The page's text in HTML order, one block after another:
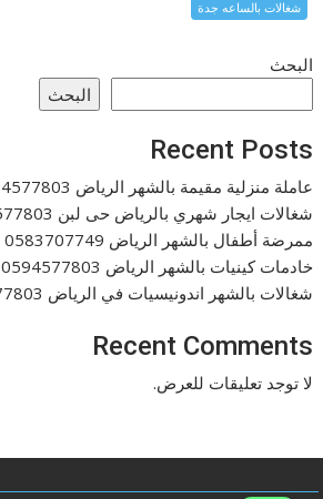
شغالات بالساعه جدة
البحث
البحث
Recent Posts
عاملة منزلية مقيمة بالشهر الرياض 0594577803
شغالات ايجار شهري بالرياض حى لبن 0594577803
ممرضة أطفال بالشهر الرياض 0583707749
خادمات كينيات بالشهر الرياض 0594577803
شغالات بالشهر اندونيسيات في الرياض 0594577803
Recent Comments
لا توجد تعليقات للعرض.